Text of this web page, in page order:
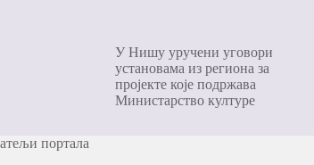
У Нишу уручени уговори
установама из региона за
пројекте којe подржава
Министарство културе
портала